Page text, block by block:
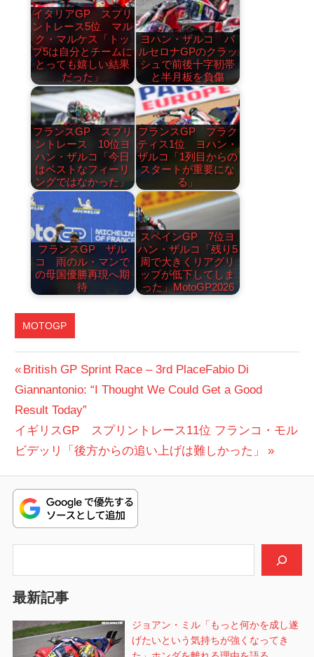
イタリアGP スプリ
ントレース5位 マル
ク・マルケス「トッ
プ5は自分とチームに
とっても嬉しい結果
だった」
ヨハン・ザルコ バ
ルセロナGPのクラッ
シュで前後十字靭帯
と半月板を負傷
フランスGP スプリ
ントレース 10位ヨ
ハン・ザルコ「今日
はベストなフィーリ
ングではなかった」
フランスGP プラク
ティス1位 ヨハン・
ザルコ「1列目からの
スタートが重要にな
る」
フランスGP ザル
コ 雨のル・マンで
の母国優勝再現へ期
待
スペインGP 7位ヨ
ハン・ザルコ「残り5
周で大きくリアグリ
ップが低下してしま
った」MotoGP2026
MOTOGP
投
稿
ナ
ビ
ゲ
ー
ン
前
の
投
稿:
British GP Sprint Race – 3rd PlaceFabio Di
Giannantonio: “I Thought We Could Get a Good
Result Today”
次
の
稿:
イギリスGP スプリントレース11位 フランコ・モル
ビデッリ「後方からの追い上げは難しかった」
最新記事
ジョアン・ミル「もっと何かを成し遂
げたいという気持ちが強くなってき